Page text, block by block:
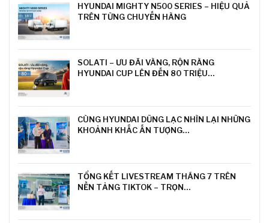
HYUNDAI MIGHTY N500 SERIES – HIỆU QUẢ
TRÊN TỪNG CHUYẾN HÀNG
SOLATI – ƯU ĐÃI VÀNG, RỘN RÀNG
HYUNDAI CUP LÊN ĐẾN 80 TRIỆU…
CÙNG HYUNDAI DŨNG LẠC NHÌN LẠI NHỮNG
KHOẢNH KHẮC ẤN TƯỢNG…
TỔNG KẾT LIVESTREAM THÁNG 7 TRÊN
NỀN TẢNG TIKTOK – TRỌN…